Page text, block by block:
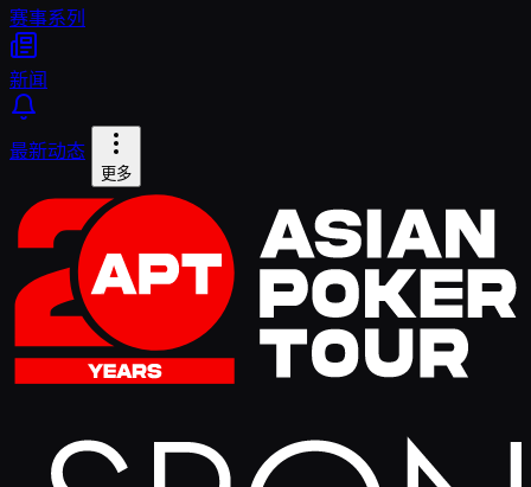
赛事系列
新闻
最新动态
更多